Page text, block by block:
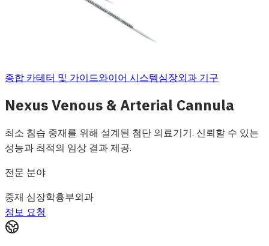
종합 카테터 및 가이드와이어 시스템심장외과 기구
Nexus Venous & Arterial Cannula
최소 침습 중재를 위해 설계된 첨단 의료기기. 신뢰할 수 있는
성능과 최적의 임상 결과 제공.
전문 분야
중재 심장학흉부외과
정보 요청